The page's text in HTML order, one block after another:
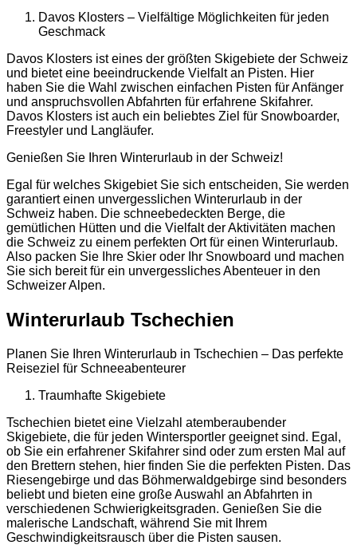
Davos Klosters – Vielfältige Möglichkeiten für jeden
Geschmack
Davos Klosters ist eines der größten Skigebiete der Schweiz
und bietet eine beeindruckende Vielfalt an Pisten. Hier
haben Sie die Wahl zwischen einfachen Pisten für Anfänger
und anspruchsvollen Abfahrten für erfahrene Skifahrer.
Davos Klosters ist auch ein beliebtes Ziel für Snowboarder,
Freestyler und Langläufer.
Genießen Sie Ihren Winterurlaub in der Schweiz!
Egal für welches Skigebiet Sie sich entscheiden, Sie werden
garantiert einen unvergesslichen Winterurlaub in der
Schweiz haben. Die schneebedeckten Berge, die
gemütlichen Hütten und die Vielfalt der Aktivitäten machen
die Schweiz zu einem perfekten Ort für einen Winterurlaub.
Also packen Sie Ihre Skier oder Ihr Snowboard und machen
Sie sich bereit für ein unvergessliches Abenteuer in den
Schweizer Alpen.
Winterurlaub Tschechien
Planen Sie Ihren Winterurlaub in Tschechien – Das perfekte
Reiseziel für Schneeabenteurer
Traumhafte Skigebiete
Tschechien bietet eine Vielzahl atemberaubender
Skigebiete, die für jeden Wintersportler geeignet sind. Egal,
ob Sie ein erfahrener Skifahrer sind oder zum ersten Mal auf
den Brettern stehen, hier finden Sie die perfekten Pisten. Das
Riesengebirge und das Böhmerwaldgebirge sind besonders
beliebt und bieten eine große Auswahl an Abfahrten in
verschiedenen Schwierigkeitsgraden. Genießen Sie die
malerische Landschaft, während Sie mit Ihrem
Geschwindigkeitsrausch über die Pisten sausen.